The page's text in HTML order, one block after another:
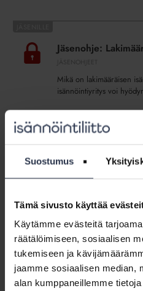
Suostumus
Tämä sivusto käyttää
Käytämme evästeitä
räätälöimiseen, sosiaalisen
tukemiseen ja
jaamme sosiaalisen median,
alan kumppaneillemme
Lakimääräinen
isännöinti
Jäsenohje:
Mikä on lakimääräisen
isännöintiyritys voi
Jäsenohje:
isännöintialalla
isännöintialalla
sovelletaan
Jäsenohje:
lausuntopyyntöön
vastaaminen
Jäsenohje:
lausuntopyyntöön
JÄSENOHJEET